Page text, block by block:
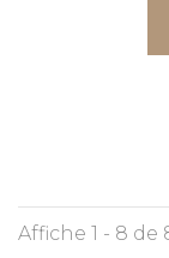
Affiche 1 - 8 de